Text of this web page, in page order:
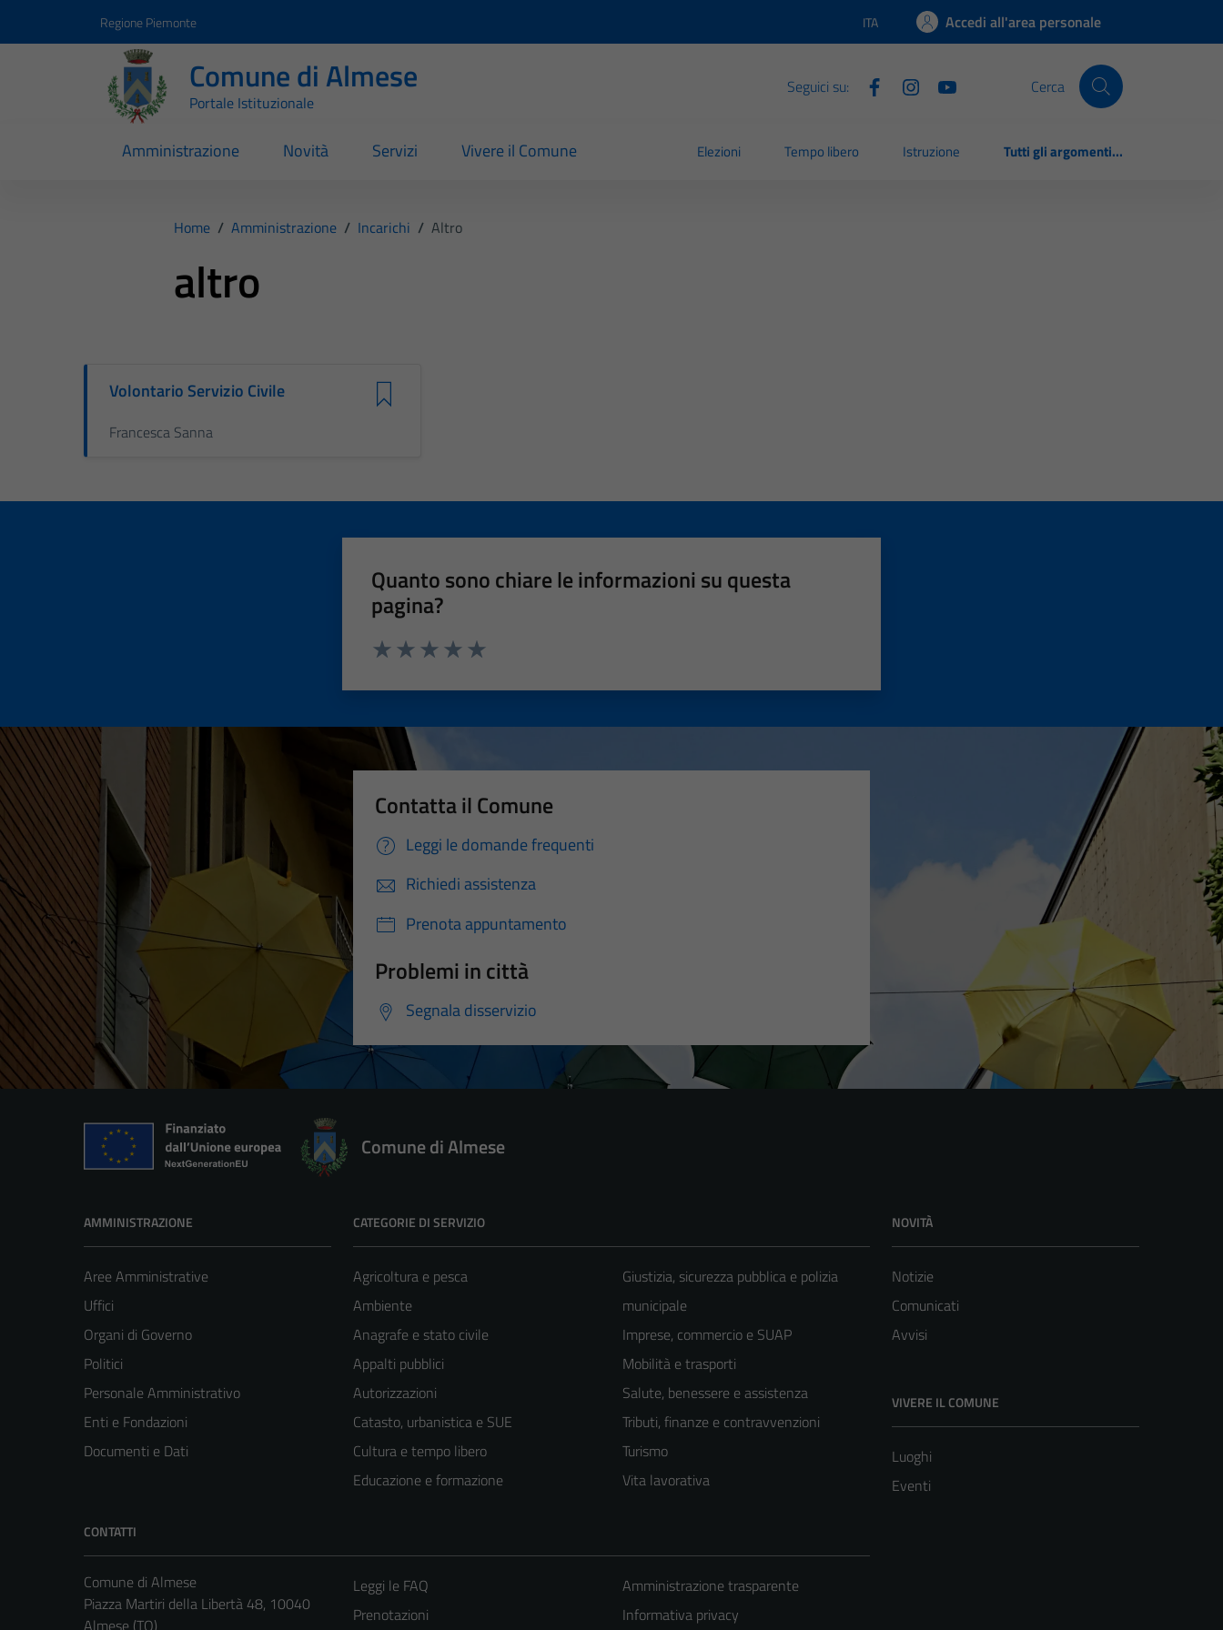
Regione Piemonte Lingua attiva:
ITA Accedi all'area personale
Comune di Almese
Portale Istituzionale
Seguici su: Cerca
Amministrazione Novità Servizi Vivere il Comune Elezioni Tempo libero Istruzione Tutti gli argomenti...
Home / Amministrazione / Incarichi / Altro
altro
Volontario Servizio Civile
Francesca Sanna
Quanto sono chiare le informazioni su questa
pagina?
Contatta il Comune
Leggi le domande frequenti
Richiedi assistenza
Prenota appuntamento
Problemi in città
Segnala disservizio
Comune di Almese
AMMINISTRAZIONE
Aree Amministrative
Uffici
Organi di Governo
Politici
Personale Amministrativo
Enti e Fondazioni
Documenti e Dati
CATEGORIE DI SERVIZIO
Agricoltura e pesca
Ambiente
Anagrafe e stato civile
Appalti pubblici
Autorizzazioni
Catasto, urbanistica e SUE
Cultura e tempo libero
Educazione e formazione
Giustizia, sicurezza pubblica e polizia
municipale
Imprese, commercio e SUAP
Mobilità e trasporti
Salute, benessere e assistenza
Tributi, finanze e contravvenzioni
Turismo
Vita lavorativa
NOVITÀ
Notizie
Comunicati
Avvisi
VIVERE IL COMUNE
Luoghi
Eventi
CONTATTI
Comune di Almese
Piazza Martiri della Libertà 48, 10040
Leggi le FAQ
Prenotazioni
Amministrazione trasparente
Informativa privacy